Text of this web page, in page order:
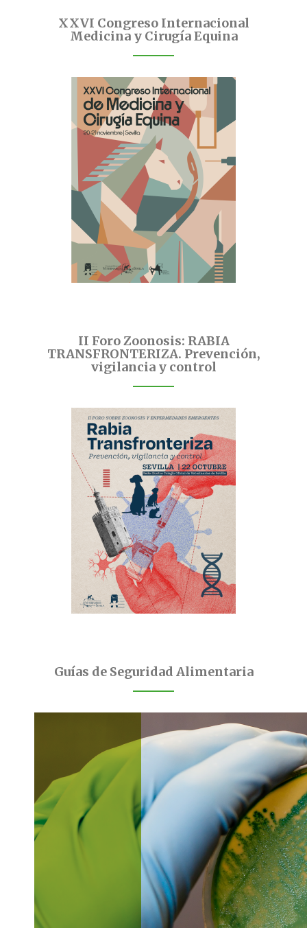
XXVI Congreso Internacional
Medicina y Cirugía Equina
II Foro Zoonosis: RABIA
TRANSFRONTERIZA. Prevención,
vigilancia y control
Guías de Seguridad Alimentaria